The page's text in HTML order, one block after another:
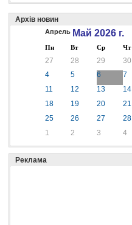
Архів новин
Апрель Май 2026 г.
Пн Вт Ср Чт
27 28 29 30
4
5 6 7
11
12 13 14
18
19 20 21
25
26 27 28
1
2 3 4
Реклама